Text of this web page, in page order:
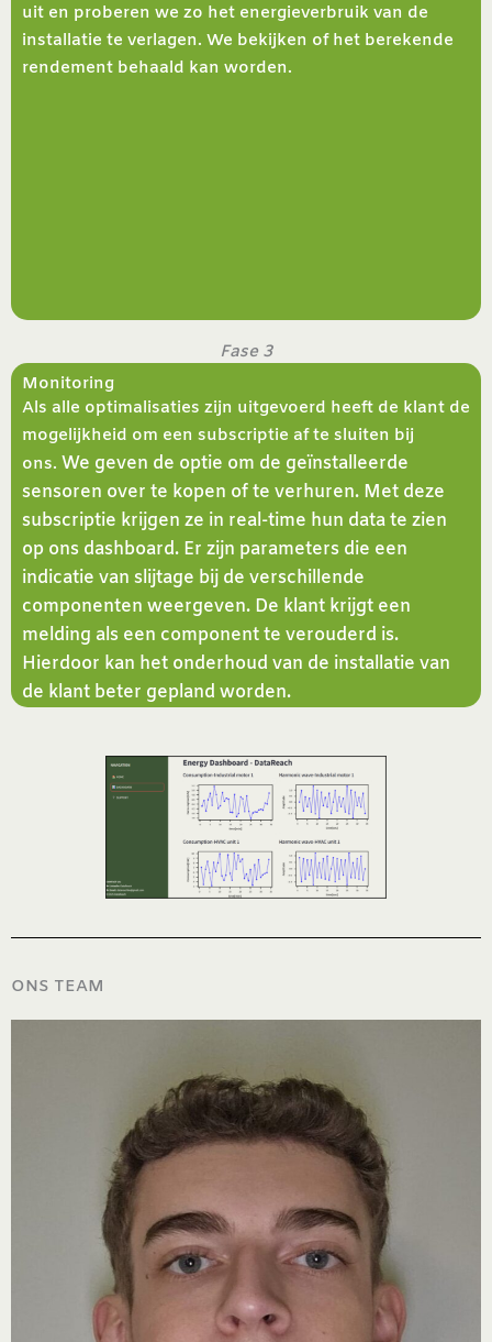
uit en proberen we zo het energieverbruik van de
installatie te verlagen. We bekijken of het berekende
rendement behaald kan worden.
Fase 3
Monitoring
Als alle optimalisaties zijn uitgevoerd heeft de klant de
mogelijkheid om een subscriptie af te sluiten bij
ons. We geven de optie om de geïnstalleerde
sensoren over te kopen of te verhuren. Met deze
subscriptie krijgen ze in real-time hun data te zien
op ons dashboard. Er zijn parameters die een
indicatie van slijtage bij de verschillende
componenten weergeven. De klant krijgt een
melding als een component te verouderd is.
Hierdoor kan het onderhoud van de installatie van
de klant beter gepland worden.
ONS TEAM